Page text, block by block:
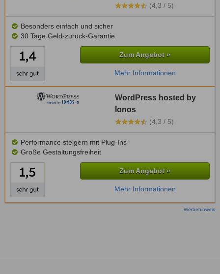
(4,3 / 5)
Besonders einfach und sicher
30 Tage Geld-zurück-Garantie
Zum Angebot »
Mehr Informationen
WordPress hosted by
Ionos
(4,3 / 5)
Performance steigern mit Plug-Ins
Große Gestaltungsfreiheit
Zum Angebot »
Mehr Informationen
Werbehinweis